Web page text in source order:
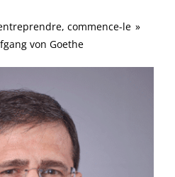
commence-le »
von Goethe